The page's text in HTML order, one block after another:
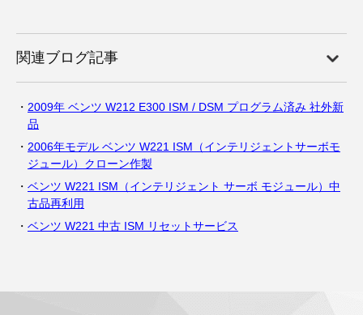
関連ブログ記事
2009年 ベンツ W212 E300 ISM / DSM プログラム済み 社外新
品
2006年モデル ベンツ W221 ISM（インテリジェントサーボモ
ジュール）クローン作製
ベンツ W221 ISM（インテリジェント サーボ モジュール）中
古品再利用
ベンツ W221 中古 ISM リセットサービス